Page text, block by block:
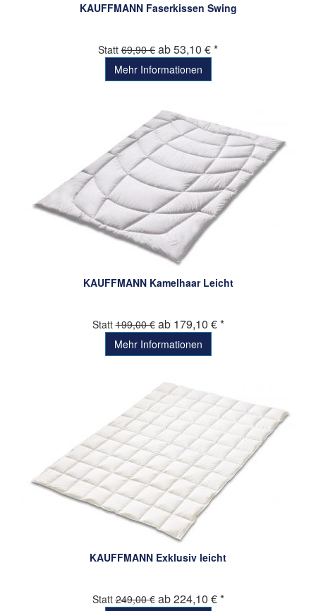
KAUFFMANN Faserkissen Swing
Statt 69,90 € ab 53,10 € *
Mehr Informationen
KAUFFMANN Kamelhaar Leicht
Statt199,00 € ab 179,10 € *
Mehr Informationen
KAUFFMANN Exklusiv leicht
Statt249,00 € ab 224,10 € *